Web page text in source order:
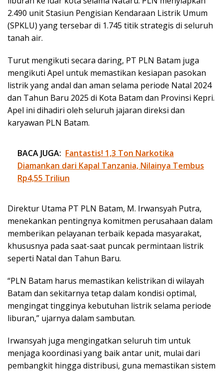
2.490 unit Stasiun Pengisian Kendaraan Listrik Umum
(SPKLU) yang tersebar di 1.745 titik strategis di seluruh
tanah air.
Turut mengikuti secara daring, PT PLN Batam juga
mengikuti Apel untuk memastikan kesiapan pasokan
listrik yang andal dan aman selama periode Natal 2024
dan Tahun Baru 2025 di Kota Batam dan Provinsi Kepri.
Apel ini dihadiri oleh seluruh jajaran direksi dan
karyawan PLN Batam.
BACA JUGA: Fantastis! 1,3 Ton Narkotika
Diamankan dari Kapal Tanzania, Nilainya Tembus
Rp4,55 Triliun
Direktur Utama PT PLN Batam, M. Irwansyah Putra,
menekankan pentingnya komitmen perusahaan dalam
memberikan pelayanan terbaik kepada masyarakat,
khususnya pada saat-saat puncak permintaan listrik
seperti Natal dan Tahun Baru.
“PLN Batam harus memastikan kelistrikan di wilayah
Batam dan sekitarnya tetap dalam kondisi optimal,
mengingat tingginya kebutuhan listrik selama periode
liburan,” ujarnya dalam sambutan.
Irwansyah juga mengingatkan seluruh tim untuk
menjaga koordinasi yang baik antar unit, mulai dari
pembangkit hingga distribusi, guna memastikan sistem